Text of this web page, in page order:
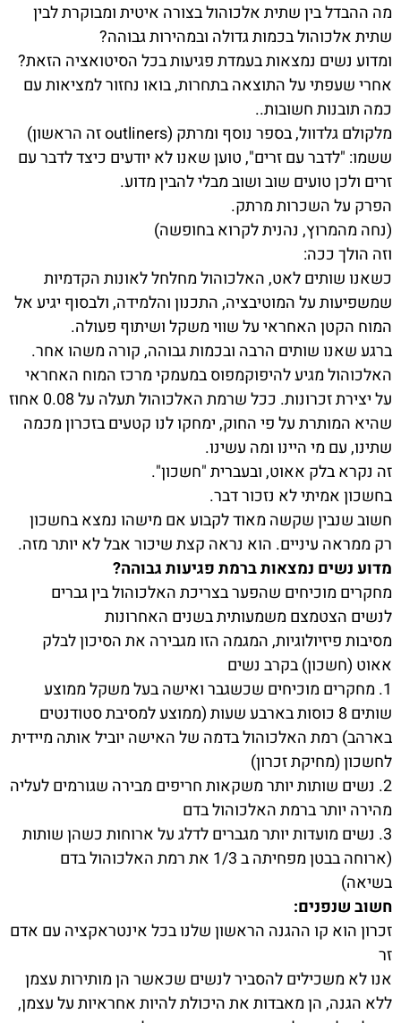
מה ההבדל בין שתית אלכוהול בצורה איטית ומבוקרת לבין
שתית אלכוהול בכמות גדולה ובמהירות גבוהה?
ומדוע נשים נמצאות בעמדת פגיעות בכל הסיטואציה הזאת?
אחרי שעפתי על התוצאה בתחרות, בואו נחזור למציאות עם
כמה תובנות חשובות..
מלקולם גלדוול, בספר נוסף ומרתק (outliners זה הראשון)
ששמו: "לדבר עם זרים", טוען שאנו לא יודעים כיצד לדבר עם
זרים ולכן טועים שוב ושוב מבלי להבין מדוע.
הפרק על השכרות מרתק.
(נחה מהמרוץ, נהנית לקרוא בחופשה)
וזה הולך ככה:
כשאנו שותים לאט, האלכוהול מחלחל לאונות הקדמיות
שמשפיעות על המוטיבציה, התכנון והלמידה, ולבסוף יגיע אל
המוח הקטן האחראי על שווי משקל ושיתוף פעולה.
ברגע שאנו שותים הרבה ובכמות גבוהה, קורה משהו אחר.
האלכוהול מגיע להיפוקמפוס במעמקי מרכז המוח האחראי
על יצירת זכרונות. ככל שרמת האלכוהול תעלה על 0.08 אחוז
שהיא המותרת על פי החוק, ימחקו לנו קטעים בזכרון מכמה
שתינו, עם מי היינו ומה עשינו.
זה נקרא בלק אאוט, ובעברית "חשכון".
בחשכון אמיתי לא נזכור דבר.
חשוב שנבין שקשה מאוד לקבוע אם מישהו נמצא בחשכון
רק ממראה עיניים. הוא נראה קצת שיכור אבל לא יותר מזה.
מדוע נשים נמצאות ברמת פגיעות גבוהה?
מחקרים מוכיחים שהפער בצריכת האלכוהול בין גברים
לנשים הצטמצם משמעותית בשנים האחרונות
מסיבות פיזיולוגיות, המגמה הזו מגבירה את הסיכון לבלק
אאוט (חשכון) בקרב נשים
1. מחקרים מוכיחים שכשגבר ואישה בעל משקל ממוצע
שותים 8 כוסות בארבע שעות (ממוצע למסיבת סטודנטים
בארהב) רמת האלכוהול בדמה של האישה יוביל אותה מיידית
לחשכון (מחיקת זכרון)
2. נשים שותות יותר משקאות חריפים מבירה שגורמים לעליה
מהירה יותר ברמת האלכוהול בדם
3. נשים מועדות יותר מגברים לדלג על ארוחות כשהן שותות
(ארוחה בבטן מפחיתה ב 1/3 את רמת האלכוהול בדם
בשיאה)
חשוב שנפנים:
זכרון הוא קו ההגנה הראשון שלנו בכל אינטראקציה עם אדם
זר
אנו לא משכילים להסביר לנשים שכאשר הן מותירות עצמן
ללא הגנה, הן מאבדות את היכולת להיות אחראיות על עצמן,